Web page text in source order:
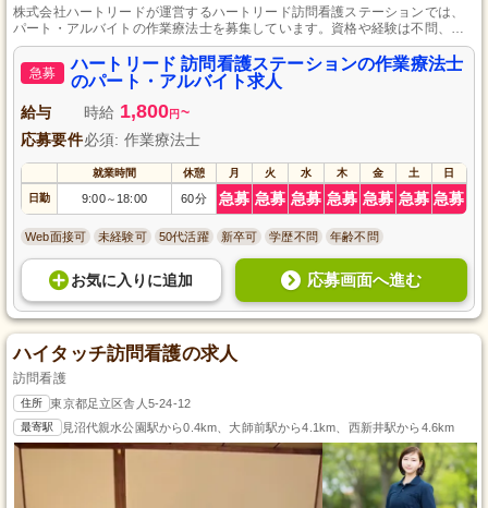
株式会社ハートリードが運営するハートリード訪問看護ステーションでは、
パート・アルバイトの作業療法士を募集しています。資格や経験は不問、働
きやすい環境で地域医療に貢献してみませんか。お持ちのスキルを生かし
て、利用者様の生活をサポートするやりがいのあるお仕事です。ご応募お待
ちしております。
急募
ハートリード 訪問看護ステーションの作業療法士
のパート・アルバイト求人
給与 時給 1,800円 ~
応募要件必須: 作業療法士
就業時間 休憩 月 火 水 木 金 土 日
日勤 9:00～ 18:00 60分 急募 急募 急募 急募 急募 急募 急募
Web面接可 未経験可 50代活躍 新卒可 学歴不問 年齢不問
お気に入り に追加 応募画面へ進む
ハイタッチ訪問看護の求人
訪問看護
住所 東京都足立区舎人5-24-12
最寄駅 見沼代親水公園駅から0.4km、大師前駅から4.1km、西新井駅から4.6km